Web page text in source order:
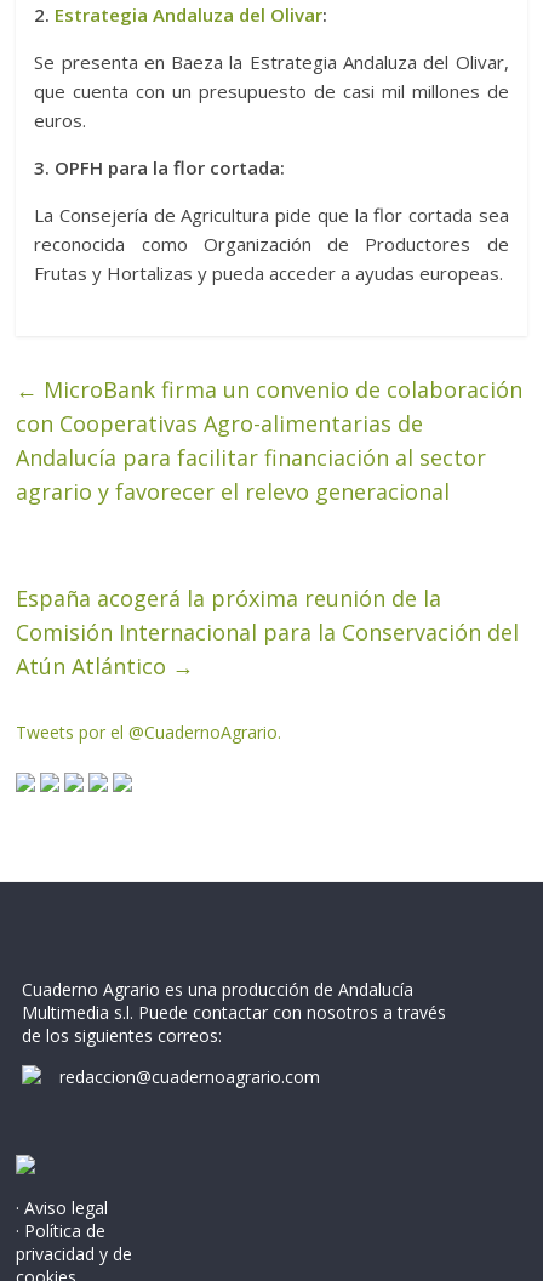
2. Estrategia Andaluza del Olivar:
Se presenta en Baeza la Estrategia Andaluza del Olivar,
que cuenta con un presupuesto de casi mil millones de
euros.
3. OPFH para la flor cortada:
La Consejería de Agricultura pide que la flor cortada sea
reconocida como Organización de Productores de
Frutas y Hortalizas y pueda acceder a ayudas europeas.
← MicroBank firma un convenio de colaboración
con Cooperativas Agro-alimentarias de
Andalucía para facilitar financiación al sector
agrario y favorecer el relevo generacional
España acogerá la próxima reunión de la
Comisión Internacional para la Conservación del
Atún Atlántico →
Tweets por el @CuadernoAgrario.
Cuaderno Agrario es una producción de Andalucía
Multimedia s.l. Puede contactar con nosotros a través
de los siguientes correos:
redaccion@cuadernoagrario.com
· Aviso legal
· Política de
privacidad y de